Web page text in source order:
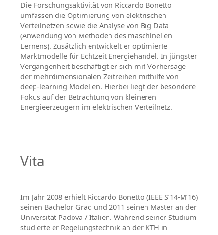
Die Forschungsaktivität von Riccardo Bonetto
umfassen die Optimierung von elektrischen
Verteilnetzen sowie die Analyse von Big Data
(Anwendung von Methoden des maschinellen
Lernens). Zusätzlich entwickelt er optimierte
Marktmodelle für Echtzeit Energiehandel. In jüngster
Vergangenheit beschäftigt er sich mit Vorhersage
der mehrdimensionalen Zeitreihen mithilfe von
deep-learning Modellen. Hierbei liegt der besondere
Fokus auf der Betrachtung von kleineren
Energieerzeugern im elektrischen Verteilnetz.
Vita
Im Jahr 2008 erhielt Riccardo Bonetto (IEEE S’14-M’16)
seinen Bachelor Grad und 2011 seinen Master an der
Universität Padova / Italien. Während seiner Studium
studierte er Regelungstechnik an der KTH in